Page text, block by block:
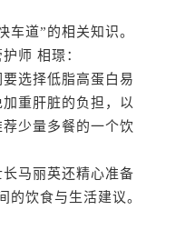
道”的相关知识。
师 相璟：
选择低脂高蛋白易
重肝脏的负担，以
少量多餐的一个饮
马丽英还精心准备
的饮食与生活建议。